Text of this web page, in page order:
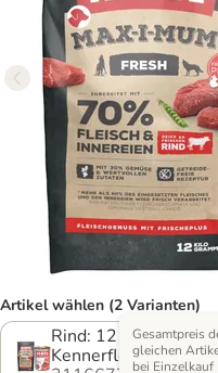
Artikel wählen (2 Varianten)
Rind: 12 kg Max-i-
Kennerfleisch
Gesamtpreis
gleichen
bei Einzelkauf